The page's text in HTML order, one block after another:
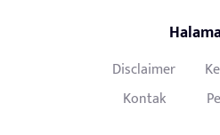
Disclaimer
Kontak